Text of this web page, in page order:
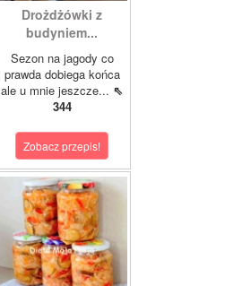
Drożdżówki z
budyniem...
Sezon na jagody co
prawda dobiega końca
ale u mnie jeszcze... ⇖
344
Zobacz przepis!